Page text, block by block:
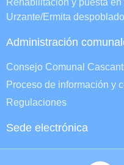
Urzante/Ermita
Administración
Consejo Comunal
Proceso de información y
Regulaciones
Sede electrónica